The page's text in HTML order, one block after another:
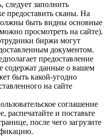
следует заполнить
предоставить сканы. На
быть видны основные
просмотреть на сайте).
биржи могут
документом.
предоставление
содержат данные о вашем
быть какой-угодно
на сайте
соглашение
распечатайте и поставьте
после чего загрузите